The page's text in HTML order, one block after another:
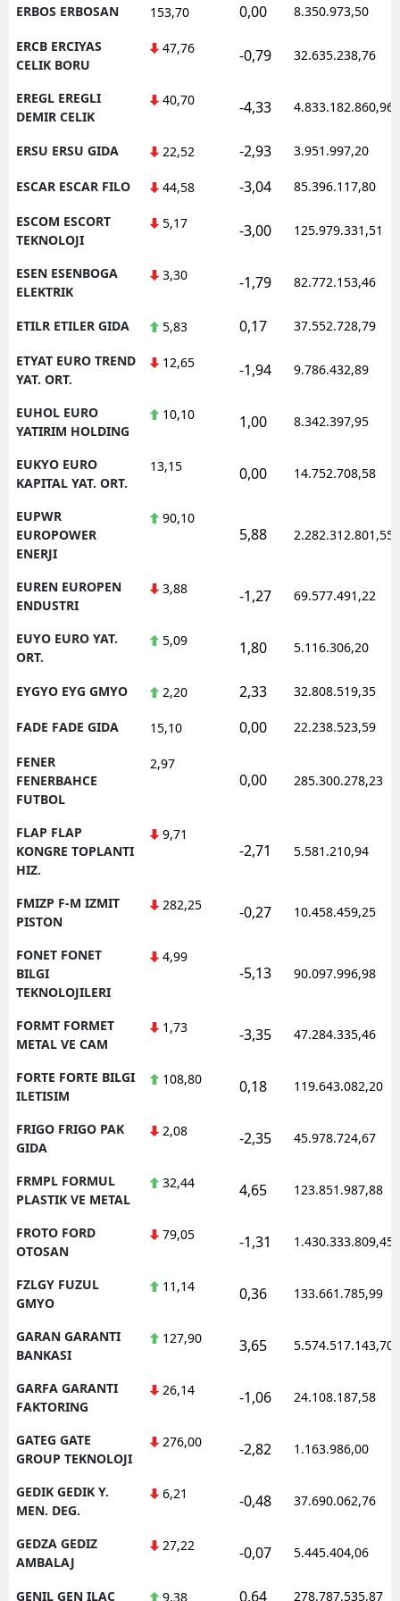
ERBOS ERBOSAN 153,70 0,00 8.350.973,50
ERCB ERCIYAS
CELIK BORU
47,76 -0,79 32.635.238,76
EREGL EREGLI
DEMIR CELIK
40,70 -4,33 4.833.182.860,96
ERSU ERSU GIDA 22,52 -2,93 3.951.997,20
ESCAR ESCAR FILO 44,58 -3,04 85.396.117,80
ESCOM ESCORT
TEKNOLOJI
5,17 -3,00 125.979.331,51
ESEN ESENBOGA
ELEKTRIK
3,30 -1,79 82.772.153,46
ETILR ETILER GIDA 5,83 0,17 37.552.728,79
ETYAT EURO TREND
YAT. ORT.
12,65 -1,94 9.786.432,89
EUHOL EURO
YATIRIM HOLDING
10,10 1,00 8.342.397,95
EUKYO EURO
KAPITAL YAT. ORT.
13,15 0,00 14.752.708,58
EUPWR
EUROPOWER
ENERJI
90,10
5,88 2.282.312.801,55
EUREN EUROPEN
ENDUSTRI
3,88 -1,27 69.577.491,22
EUYO EURO YAT.
ORT.
5,09 1,80 5.116.306,20
EYGYO EYG GMYO 2,20 2,33 32.808.519,35
FADE FADE GIDA 15,10 0,00 22.238.523,59
FENER
FENERBAHCE
FUTBOL
2,97
0,00 285.300.278,23
FLAP FLAP
KONGRE TOPLANTI
HIZ.
9,71
-2,71 5.581.210,94
FMIZP F-M IZMIT
PISTON
282,25 -0,27 10.458.459,25
FONET FONET
BILGI
TEKNOLOJILERI
4,99
-5,13 90.097.996,98
FORMT FORMET
METAL VE CAM
1,73 -3,35 47.284.335,46
FORTE FORTE BILGI
ILETISIM
108,80 0,18 119.643.082,20
FRIGO FRIGO PAK
GIDA
2,08 -2,35 45.978.724,67
FRMPL FORMUL
PLASTIK VE METAL
32,44 4,65 123.851.987,88
FROTO FORD
OTOSAN
79,05 -1,31 1.430.333.809,45
FZLGY FUZUL
GMYO
11,14 0,36 133.661.785,99
GARAN GARANTI
BANKASI
127,90 3,65 5.574.517.143,70
GARFA GARANTI
FAKTORING
26,14 -1,06 24.108.187,58
GATEG GATE
GROUP TEKNOLOJI
276,00 -2,82 1.163.986,00
GEDIK GEDIK Y.
MEN. DEG.
6,21 -0,48 37.690.062,76
GEDZA GEDIZ
AMBALAJ
27,22 -0,07 5.445.404,06
GENIL GEN ILAC 9,38 0,64 278.787.535,87